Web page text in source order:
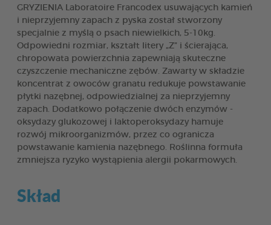
GRYZIENIA Laboratoire Francodex usuwających kamień
i nieprzyjemny zapach z pyska został stworzony
specjalnie z myślą o psach niewielkich, 5-10kg.
Odpowiedni rozmiar, kształt litery „Z” i ścierająca,
chropowata powierzchnia zapewniają skuteczne
czyszczenie mechaniczne zębów. Zawarty w składzie
koncentrat z owoców granatu redukuje powstawanie
płytki nazębnej, odpowiedzialnej za nieprzyjemny
zapach. Dodatkowo połączenie dwóch enzymów -
oksydazy glukozowej i laktoperoksydazy hamuje
rozwój mikroorganizmów, przez co ogranicza
powstawanie kamienia nazębnego. Roślinna formuła
zmniejsza ryzyko wystąpienia alergii pokarmowych.
Skład